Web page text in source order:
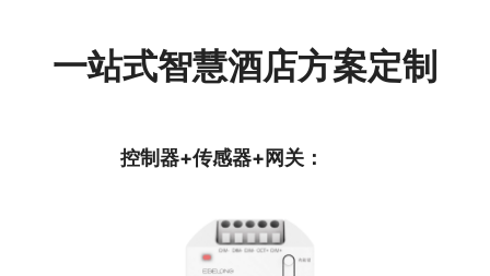
一站式智慧酒店方案定制
控制器+传感器+网关：